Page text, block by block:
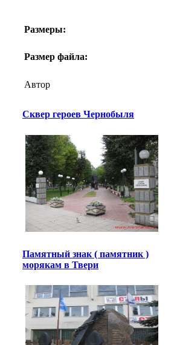
Размеры:
Размер файла:
Автор
Сквер героев Чернобыля
Памятный знак ( памятник )
морякам в Твери